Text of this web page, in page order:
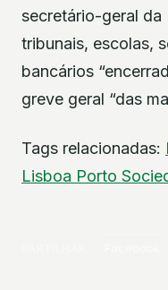
secretário-geral da
tribunais, escolas,
bancários
greve geral “das
Tags relacionadas:
Lisboa Porto